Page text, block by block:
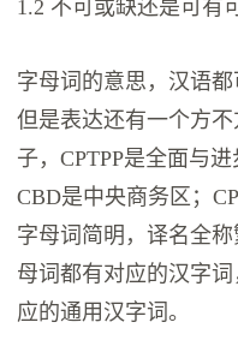
1.2 不可或缺还是可有
字母词的意思，汉语都
但是表达还有一个方
子，CPTPP是全面与
CBD是中央商务区；
字母词简明，译名全
母词都有对应的汉字
应的通用汉字词。